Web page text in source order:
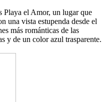
Playa el Amor, un lugar que
una vista estupenda desde el
más románticas de las
y de un color azul trasparente.